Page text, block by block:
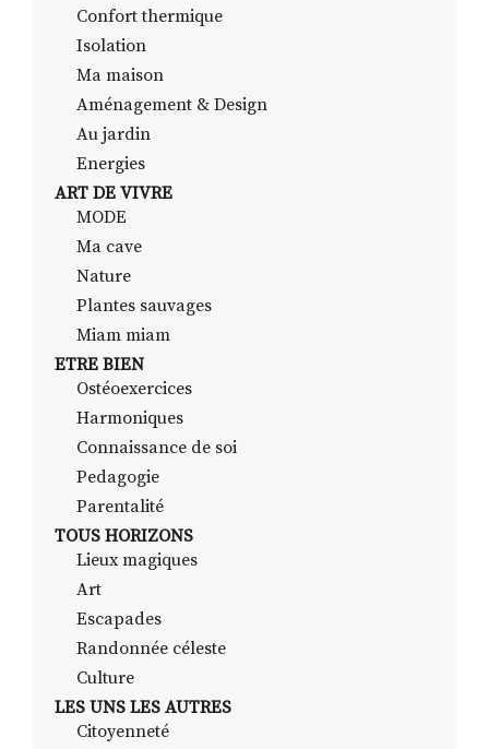
Confort thermique
Isolation
Ma maison
Aménagement & Design
Au jardin
Energies
ART DE VIVRE
MODE
Ma cave
Nature
Plantes sauvages
Miam miam
ETRE BIEN
Ostéoexercices
Harmoniques
Connaissance de soi
Pedagogie
Parentalité
TOUS HORIZONS
Lieux magiques
Art
Escapades
Randonnée céleste
Culture
LES UNS LES AUTRES
Citoyenneté